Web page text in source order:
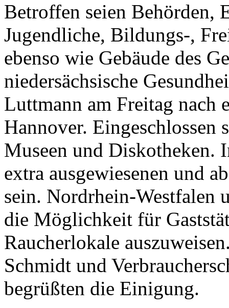
Betroffen seien Behörden,
Jugendliche, Bildungs-,
ebenso wie Gebäude des
niedersächsische
Luttmann am Freitag nach
Hannover. Eingeschlossen
Museen und Diskotheken.
extra ausgewiesenen und
sein. Nordrhein-Westfalen
die Möglichkeit für
Raucherlokale
Schmidt und
begrüßten die Einigung.